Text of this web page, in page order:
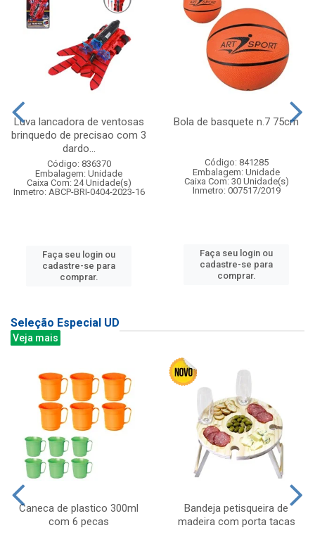
Luva lancadora de ventosas
brinquedo de precisao com 3
dardo...
Código: 836370
Embalagem: Unidade
Caixa Com: 24 Unidade(s)
Inmetro: ABCP-BRI-0404-2023-16
Faça seu login ou
cadastre-se para
comprar.
Bola de basquete n.7 75cm
Código: 841285
Embalagem: Unidade
Caixa Com: 30 Unidade(s)
Inmetro: 007517/2019
Faça seu login ou
cadastre-se para
comprar.
Seleção Especial UD
Veja mais
Caneca de plastico 300ml
com 6 pecas
Bandeja petisqueira de
madeira com porta tacas